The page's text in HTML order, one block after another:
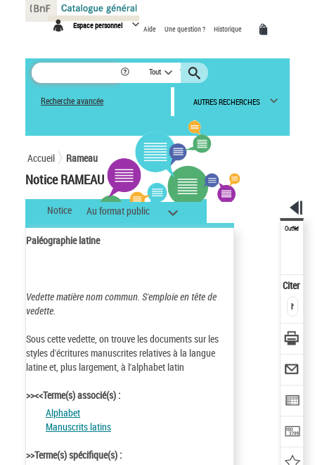
Espace personnel Aide Une question ? Historique
Tout
Recherche avancée AUTRES RECHERCHES
Accueil Rameau
Notice RAMEAU
Notice Au format public
Paléographie latine
Vedette matière nom commun. S'emploie en tête de
vedette.
Sous cette vedette, on trouve les documents sur les
styles d'écritures manuscrites relatives à la langue
latine et, plus largement, à l'alphabet latin
>><<Terme(s) associé(s) :
Alphabet
Manuscrits latins
>>Terme(s) spécifique(s) :
Outils
Citer
Panneau de gestion des cookies